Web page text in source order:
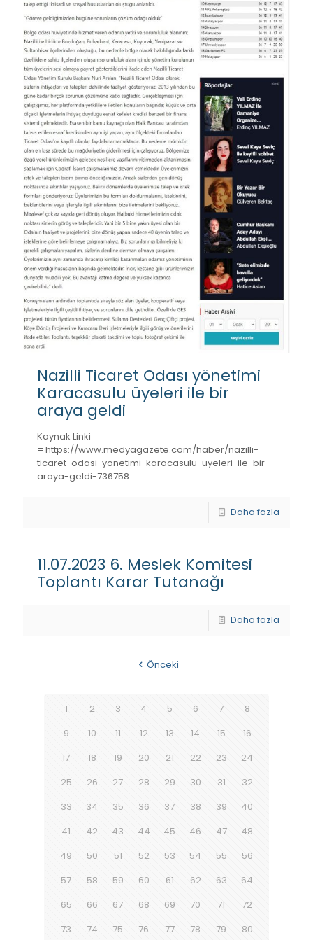
Nazilli Ticaret Odası yönetimi
Karacasulu üyeleri ile bir
araya geldi
Kaynak Linki
= https://www.medyagazete.com/haber/nazilli-
ticaret-odasi-yonetimi-karacasulu-uyeleri-ile-bir-
araya-geldi-736758
Daha fazla
11.07.2023 6. Meslek Komitesi
Toplantı Karar Tutanağı
Daha fazla
Önceki
1 2 3 4 5 6 7
8
9
10 11 12 13 14 15
16
17
18 19 20 21 22 23
24
25
26 27 28 29 30 31
32
33
34 35 36 37 38 39
40
41
42 43 44 45 46 47
48
49
50 51 52 53 54 55
56
57
58 59 60 61 62 63
64
65
66 67 68 69 70 71
72
73
74 75 76 77 78 79
80